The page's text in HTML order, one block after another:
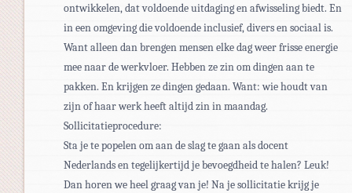
ontwikkelen, dat voldoende uitdaging en afwisseling biedt. En
in een omgeving die voldoende inclusief, divers en sociaal is.
Want alleen dan brengen mensen elke dag weer frisse energie
mee naar de werkvloer. Hebben ze zin om dingen aan te
pakken. En krijgen ze dingen gedaan. Want: wie houdt van
zijn of haar werk heeft altijd zin in maandag.
Sollicitatieprocedure:
Sta je te popelen om aan de slag te gaan als docent
Nederlands en tegelijkertijd je bevoegdheid te halen? Leuk!
Dan horen we heel graag van je! Na je sollicitatie krijg je